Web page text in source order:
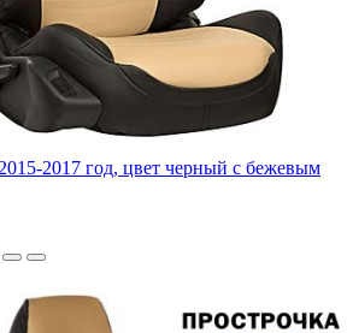
2017 год, цвет черный с бежевым